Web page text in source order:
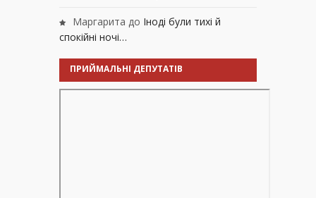
Маргарита до Іноді були тихі й
спокійні ночі…
ПРИЙМАЛЬНІ ДЕПУТАТІВ